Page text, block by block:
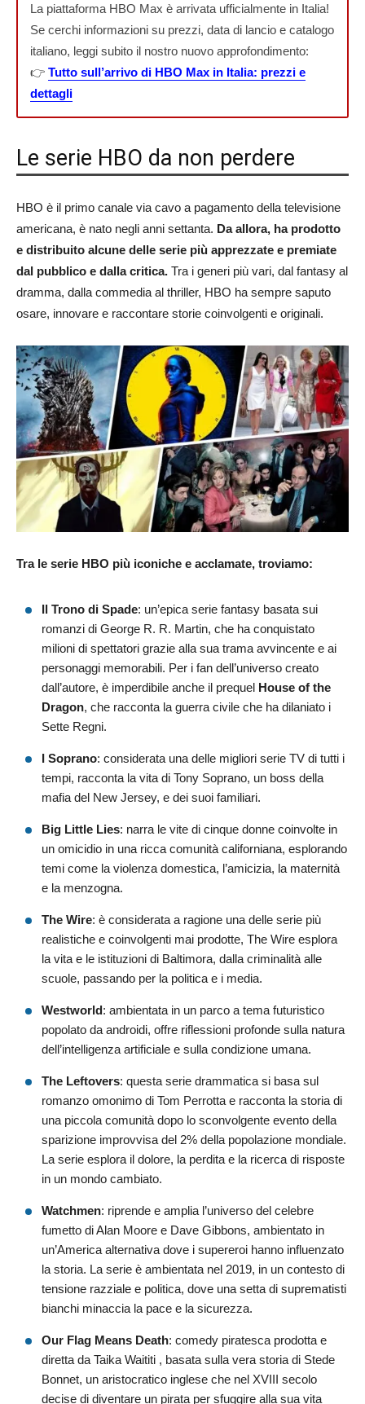
La piattaforma HBO Max è arrivata ufficialmente in Italia!
Se cerchi informazioni su prezzi, data di lancio e catalogo
italiano, leggi subito il nostro nuovo approfondimento:
👉 Tutto sull’arrivo di HBO Max in Italia: prezzi e
dettagli
Le serie HBO da non perdere
HBO è il primo canale via cavo a pagamento della televisione
americana, è nato negli anni settanta. Da allora, ha prodotto
e distribuito alcune delle serie più apprezzate e premiate
dal pubblico e dalla critica. Tra i generi più vari, dal fantasy al
dramma, dalla commedia al thriller, HBO ha sempre saputo
osare, innovare e raccontare storie coinvolgenti e originali.
Tra le serie HBO più iconiche e acclamate, troviamo:
Il Trono di Spade: un’epica serie fantasy basata sui
romanzi di George R. R. Martin, che ha conquistato
milioni di spettatori grazie alla sua trama avvincente e ai
personaggi memorabili. Per i fan dell’universo creato
dall’autore, è imperdibile anche il prequel House of the
Dragon, che racconta la guerra civile che ha dilaniato i
Sette Regni.
I Soprano: considerata una delle migliori serie TV di tutti i
tempi, racconta la vita di Tony Soprano, un boss della
mafia del New Jersey, e dei suoi familiari.
Big Little Lies: narra le vite di cinque donne coinvolte in
un omicidio in una ricca comunità californiana, esplorando
temi come la violenza domestica, l’amicizia, la maternità
e la menzogna.
The Wire: è considerata a ragione una delle serie più
realistiche e coinvolgenti mai prodotte, The Wire esplora
la vita e le istituzioni di Baltimora, dalla criminalità alle
scuole, passando per la politica e i media.
Westworld: ambientata in un parco a tema futuristico
popolato da androidi, offre riflessioni profonde sulla natura
dell’intelligenza artificiale e sulla condizione umana.
The Leftovers: questa serie drammatica si basa sul
romanzo omonimo di Tom Perrotta e racconta la storia di
una piccola comunità dopo lo sconvolgente evento della
sparizione improvvisa del 2% della popolazione mondiale.
La serie esplora il dolore, la perdita e la ricerca di risposte
in un mondo cambiato.
Watchmen: riprende e amplia l’universo del celebre
fumetto di Alan Moore e Dave Gibbons, ambientato in
un’America alternativa dove i supereroi hanno influenzato
la storia. La serie è ambientata nel 2019, in un contesto di
tensione razziale e politica, dove una setta di suprematisti
bianchi minaccia la pace e la sicurezza.
Our Flag Means Death: comedy piratesca prodotta e
diretta da Taika Waititi , basata sulla vera storia di Stede
Bonnet, un aristocratico inglese che nel XVIII secolo
decise di diventare un pirata per sfuggire alla sua vita